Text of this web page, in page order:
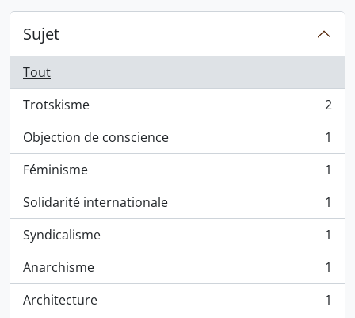
Sujet
Tout
Trotskisme
, 2 résultats
2
Objection de conscience
, 1 résultats
1
Féminisme
, 1 résultats
1
Solidarité internationale
, 1 résultats
1
Syndicalisme
, 1 résultats
1
Anarchisme
, 1 résultats
1
Architecture
, 1 résultats
1